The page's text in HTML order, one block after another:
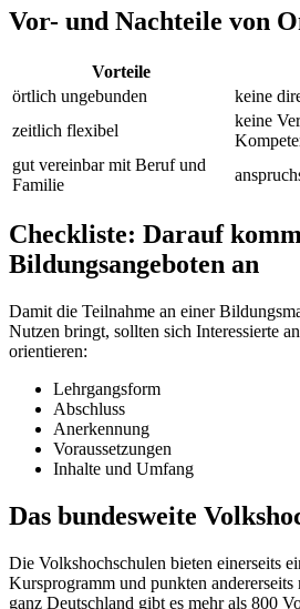
Vor- und Nachteile von
Vorteile
örtlich ungebunden
keine
zeitlich flexibel
keine
gut vereinbar mit Beruf und
Familie
Checkliste: Darauf
Bildungsangeboten an
Damit die Teilnahme an einer
Nutzen bringt, sollten sich Interessierte
orientieren:
Lehrgangsform
Abschluss
Anerkennung
Voraussetzungen
Inhalte und Umfang
Das bundesweite
Die Volkshochschulen bieten einerseits
Kursprogramm und punkten
ganz Deutschland gibt es mehr als 800